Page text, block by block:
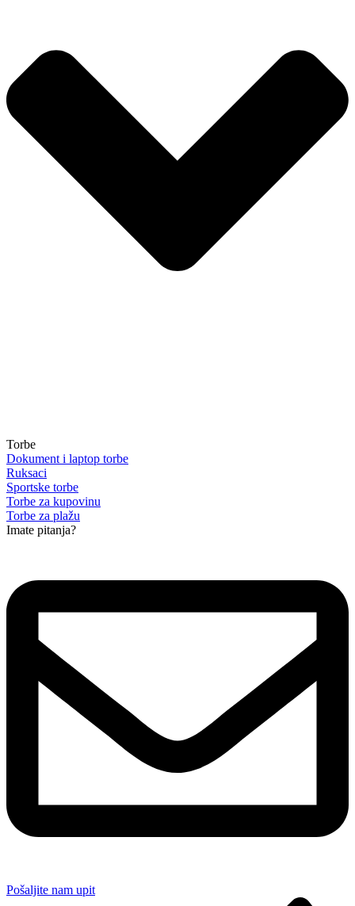
Torbe
Dokument i laptop torbe
Ruksaci
Sportske torbe
Torbe za kupovinu
Torbe za plažu
Imate pitanja?
Pošaljite nam upit